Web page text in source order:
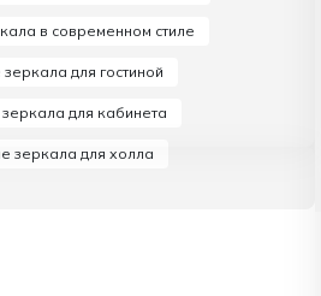
в современном стиле
для гостиной
для кабинета
зеркала для холла